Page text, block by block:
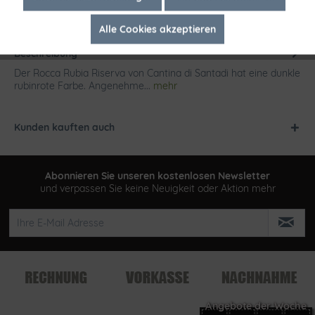
Beschreibung
Der Rocca Rubia Riserva von Cantina di Santadi hat eine dunkle
rubinrote Farbe. Angenehme... mehr
Kunden kauften auch
Abonnieren Sie unseren kostenlosen Newsletter
und verpassen Sie keine Neuigkeit oder Aktion mehr
Alle Cookies akzeptieren